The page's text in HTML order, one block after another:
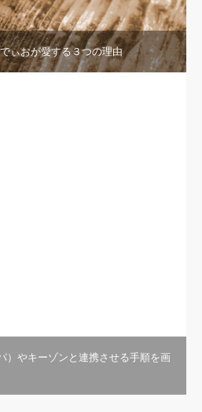
ぃおが愛する３つの理由